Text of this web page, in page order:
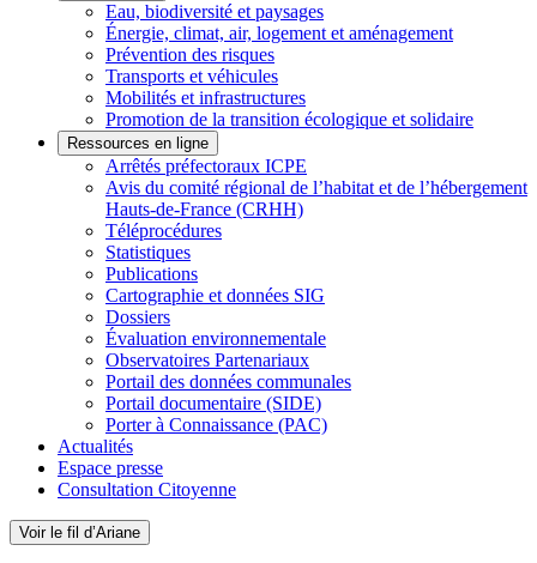
Eau, biodiversité et paysages
Énergie, climat, air, logement et aménagement
Prévention des risques
Transports et véhicules
Mobilités et infrastructures
Promotion de la transition écologique et solidaire
Ressources en ligne
Arrêtés préfectoraux ICPE
Avis du comité régional de l’habitat et de l’hébergement
Hauts-de-France (CRHH)
Téléprocédures
Statistiques
Publications
Cartographie et données SIG
Dossiers
Évaluation environnementale
Observatoires Partenariaux
Portail des données communales
Portail documentaire (SIDE)
Porter à Connaissance (PAC)
Actualités
Espace presse
Consultation Citoyenne
Voir le fil d’Ariane